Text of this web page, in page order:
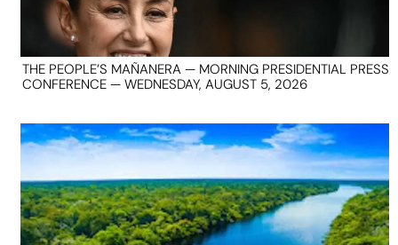
THE PEOPLE’S MAÑANERA — MORNING PRESIDENTIAL PRESS
CONFERENCE — WEDNESDAY, AUGUST 5, 2026